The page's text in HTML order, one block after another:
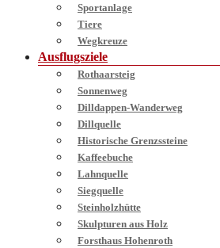
Sportanlage
Tiere
Wegkreuze
Ausflugsziele
Rothaarsteig
Sonnenweg
Dilldappen-Wanderweg
Dillquelle
Historische Grenzssteine
Kaffeebuche
Lahnquelle
Siegquelle
Steinholzhütte
Skulpturen aus Holz
Forsthaus Hohenroth